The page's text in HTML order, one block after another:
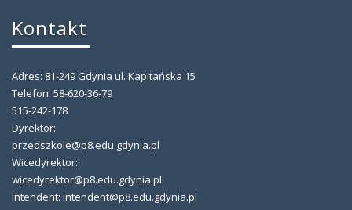
Kontakt
Adres: 81-249 Gdynia ul. Kapitańska 15
Telefon: 58-620-36-79
515-242-178
Dyrektor:
przedszkole@p8.edu.gdynia.pl
Wicedyrektor:
wicedyrektor@p8.edu.gdynia.pl
Intendent: intendent@p8.edu.gdynia.pl